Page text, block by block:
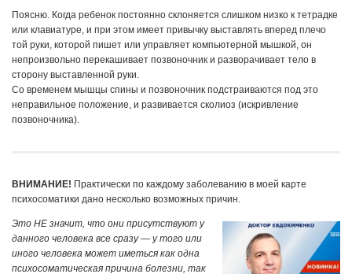
Поясню. Когда ребенок постоянно склоняется слишком низко к тетрадке
или клавиатуре, и при этом имеет привычку выставлять вперед плечо
той руки, которой пишет или управляет компьютерной мышкой, он
непроизвольно перекашивает позвоночник и разворачивает тело в
сторону выставленной руки.
Со временем мышцы спины и позвоночник подстраиваются под это
неправильное положение, и развивается сколиоз (искривление
позвоночника).
ВНИМАНИЕ! Практически по каждому заболеванию в моей карте
психосоматики дано несколько возможных причин.
Это НЕ значит, что они присутствуют у
данного человека все сразу — у того или
иного человека может иметься как одна
психосоматическая причина болезни, так